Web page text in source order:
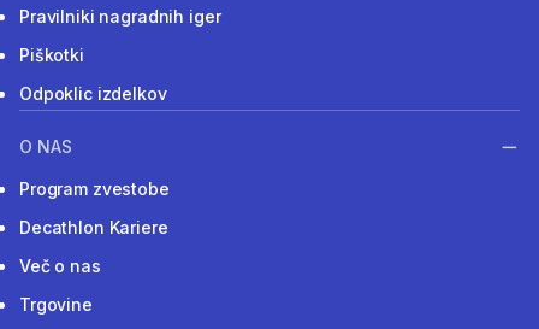
Pravilniki nagradnih iger
Piškotki
Odpoklic izdelkov
O NAS
Program zvestobe
Decathlon Kariere
Več o nas
Trgovine